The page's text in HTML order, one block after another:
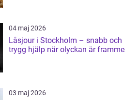
04 maj 2026
Låsjour i Stockholm – snabb och
trygg hjälp när olyckan är framme
03 maj 2026